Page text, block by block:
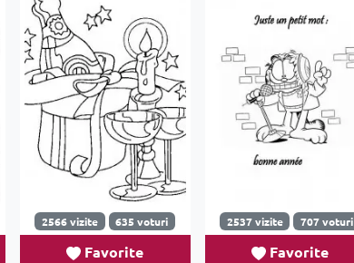
2566 vizite 635 voturi
Favorite
2537 vizite 707 voturi
Favorite